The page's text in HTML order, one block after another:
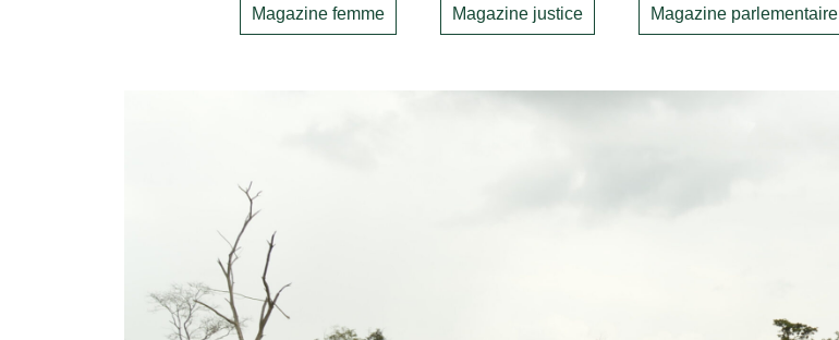
Magazine femme Magazine justice Magazine parlementaire